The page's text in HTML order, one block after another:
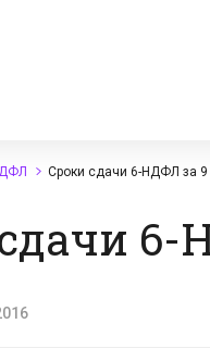
Сроки сдачи 6-НДФЛ за
6-